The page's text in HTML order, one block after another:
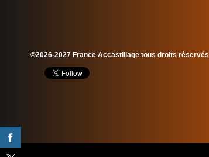
©2026-2027 France Accastillage tous droits réservés